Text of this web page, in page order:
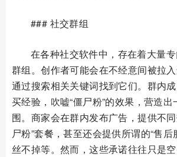
### 社交群组
在各种社交软件中，存在着大量专
群组。创作者可能会在不经意间被拉
通过搜索相关关键词找到它们。群内
买经验，吹嘘“僵尸粉”的效果，营造
围。商家会在群内发布广告，提供不
尸粉”套餐，甚至还会提供所谓的“售后
丝不掉等。然而，这些承诺往往只是